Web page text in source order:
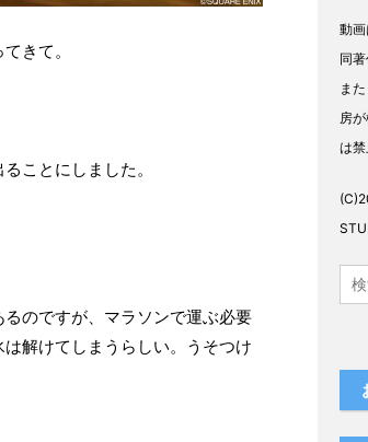
きて。
ことにしました。
のですが、マラソンで運ぶ必要
は解けてしまうらしい。うそつけ
動
同
ま
房
は禁